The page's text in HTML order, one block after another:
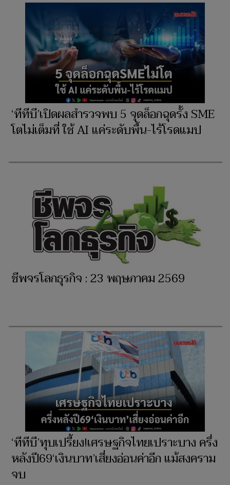
‘ทีทีบี’เปิดผลสำรวจพบ 5 จุดล็อกฉุดรั้ง SME
โตไม่เต็มที่ ใช้ AI แค่ระดับพื้น-ไร้โรดแมป
ชีพจรโลกธุรกิจ : 23 พฤษภาคม 2569
‘ทีทีบี’ทุบเปรี้ยง!เศรษฐกิจไทยเปราะบาง ครึ่ง
หลังปี69‘เงินบาท’เสี่ยงอ่อนค่าอีก แม้สงคราม
จบ